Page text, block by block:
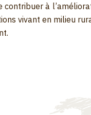
contribuer à
vivant en milieu